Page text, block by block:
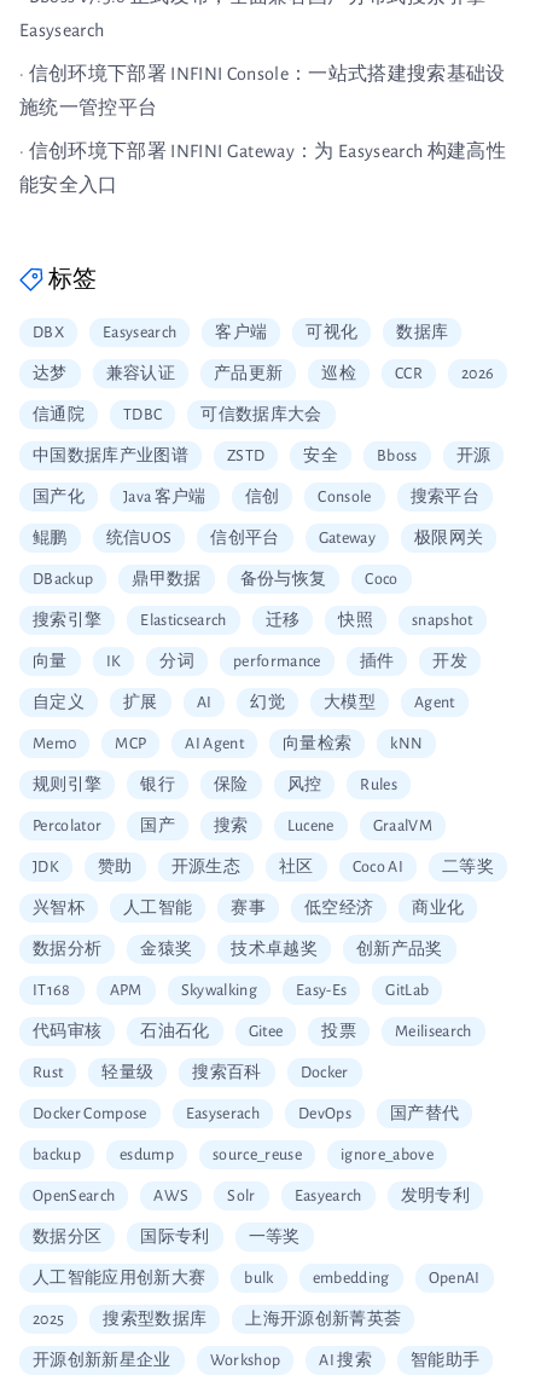
Easysearch
· 信创环境下部署 INFINI Console：一站式搭建搜索基础设
施统一管控平台
· 信创环境下部署 INFINI Gateway：为 Easysearch 构建高性
能安全入口
标签
DBX Easysearch 客户端 可视化 数据库
达梦 兼容认证 产品更新 巡检 CCR 2026
信通院 TDBC 可信数据库大会
中国数据库产业图谱 ZSTD 安全 Bboss 开源
国产化 Java 客户端 信创 Console 搜索平台
鲲鹏 统信UOS 信创平台 Gateway 极限网关
DBackup 鼎甲数据 备份与恢复 Coco
搜索引擎 Elasticsearch 迁移 快照 snapshot
向量 IK 分词 performance 插件 开发
自定义 扩展 AI 幻觉 大模型 Agent
Mem0 MCP AI Agent 向量检索 kNN
规则引擎 银行 保险 风控 Rules
Percolator 国产 搜索 Lucene GraalVM
JDK 赞助 开源生态 社区 Coco AI 二等奖
兴智杯 人工智能 赛事 低空经济 商业化
数据分析 金猿奖 技术卓越奖 创新产品奖
IT168 APM Skywalking Easy-Es GitLab
代码审核 石油石化 Gitee 投票 Meilisearch
Rust 轻量级 搜索百科 Docker
Docker Compose Easyserach DevOps 国产替代
backup esdump source_reuse ignore_above
OpenSearch AWS Solr Easyearch 发明专利
数据分区 国际专利 一等奖
人工智能应用创新大赛 bulk embedding OpenAI
2025 搜索型数据库 上海开源创新菁英荟
开源创新新星企业 Workshop AI 搜索 智能助手